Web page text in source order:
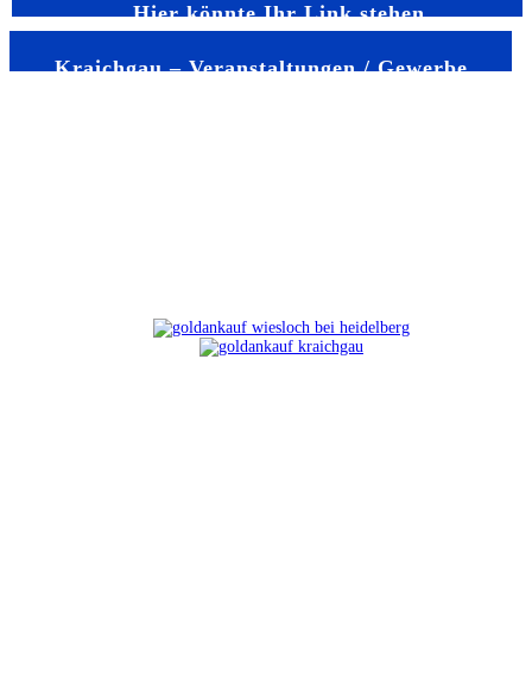
Hier könnte Ihr Link stehen
Kraichgau – Veranstaltungen / Gewerbe